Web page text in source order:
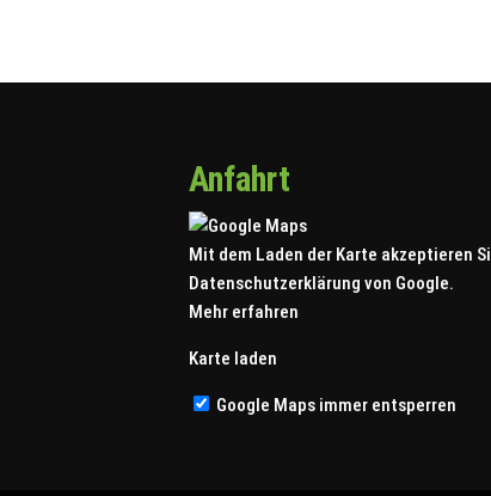
Anfahrt
Mit dem Laden der Karte akzeptieren
Datenschutzerklärung von Google.
Mehr erfahren
Karte laden
Google Maps immer entsperren